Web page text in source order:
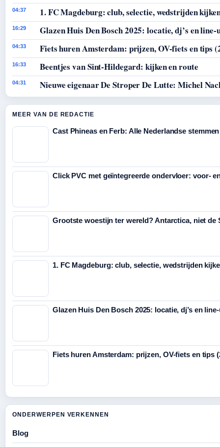
04:37 1. FC Magdeburg: club, selectie, wedstrijden
16:29 Glazen Huis Den Bosch 2025: locatie, dj’s en line-
04:33 Fiets huren Amsterdam: prijzen, OV-fiets en tips
16:33 Beentjes van Sint-Hildegard: kijken en route
04:31 Nieuwe eigenaar De Stroper De Lutte: Michel
MEER VAN DE REDACTIE
Cast Phineas en Ferb: Alle Nederlandse stemmen
Click PVC met geïntegreerde ondervloer: voor-
Grootste woestijn ter wereld? Antarctica, niet de
1. FC Magdeburg: club, selectie, wedstrijden
Glazen Huis Den Bosch 2025: locatie, dj’s en
Fiets huren Amsterdam: prijzen, OV-fiets en tips
ONDERWERPEN VERKENNEN
Blog